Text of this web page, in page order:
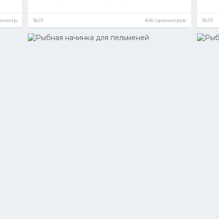
16.01 645 просмотров 16.01